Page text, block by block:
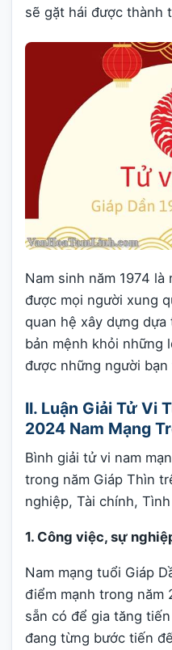
sẽ gặt hái được thành
Nam sinh năm 1974
được mọi người xung
quan hệ xây dựng
bản mệnh khỏi những
được những người
II. Luận Giải Tử Vi
2024 Nam Mạng
Bình giải tử vi nam
trong năm Giáp Thìn
nghiệp, Tài chính,
1. Công việc, sự
Nam mạng tuổi Giáp
điểm mạnh trong năm
sẵn có để gia tăng
đang từng bước tiến